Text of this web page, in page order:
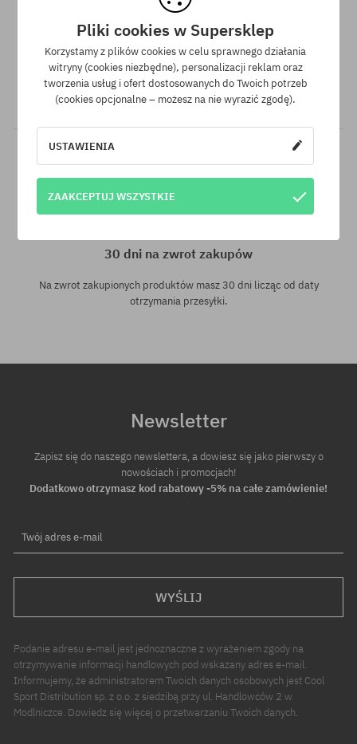
Gwarancja najniższej ceny
Mamy najlepsze ceny, ale jeśli udałoby Ci się znaleźć dokładnie
ten sam produkt w innym sklepie, w niższej cenie - specjalnie
dla Ciebie również obniżymy jego cenę!
30 dni na zwrot zakupów
Na zwrot zakupionych produktów masz 30 dni licząc od daty
otrzymania przesyłki.
Newsletter
Zapisz się do naszego newslettera, a dowiesz się jako pierwszy o
nowościach i promocjach!
Dodatkowo otrzymasz kod rabatowy -5% na całe zamówienie!
Twój adres e-mail
WYŚLIJ
Podanie adresu e-mail jest jednoznaczne z wyrażeniem zgody na
otrzymywanie informacji handlowych pod wskazany adres e-mail.
Informujemy, że administratorem Twoich danych osobowych jest Cool
Sport Distribution sp. z o.o. z siedzibą przy ul. Handlowców 2 w
Modlniczce. Dowiedz się więcej o przetwarzaniu Twoich danych.
Pliki cookies w Supersklep
Korzystamy z plików cookies w celu sprawnego działania
witryny (cookies niezbędne), personalizacji reklam oraz
tworzenia usług i ofert dostosowanych do Twoich potrzeb
(cookies opcjonalne – możesz na nie wyrazić zgodę).
USTAWIENIA
ZAAKCEPTUJ WSZYSTKIE